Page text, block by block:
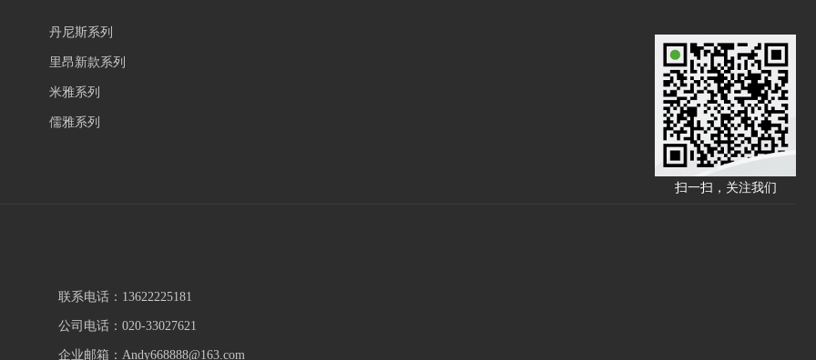
丹尼斯系列
里昂新款系列
米雅系列
儒雅系列
扫一扫，关注我们
联系电话：13622225181
公司电话：020-33027621
企业邮箱：Andy668888@163.com